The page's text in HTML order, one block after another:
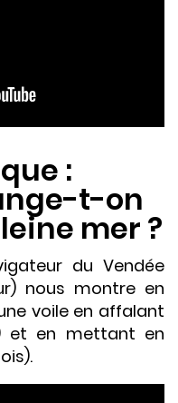
:
t-on
mer ?
du Vendée
nous montre en
voile en affalant
et en mettant en